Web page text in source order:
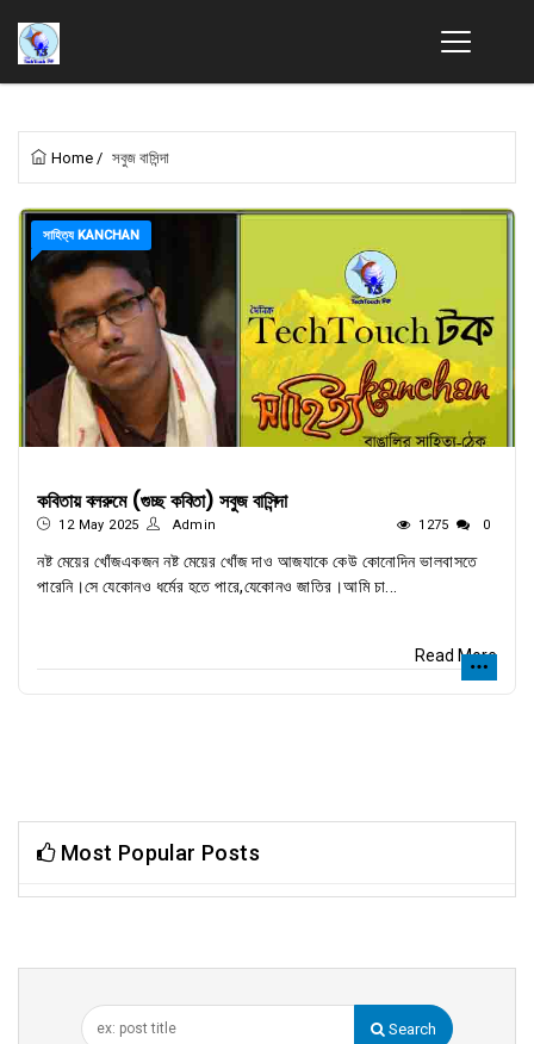
Home / সবুজ বাসিন্দা
সাহিত্য KANCHAN
কবিতায় বলরুমে (গুচ্ছ কবিতা) সবুজ বাসিন্দা
12 May 2025 Admin 1275 0
নষ্ট মেয়ের খোঁজএকজন নষ্ট মেয়ের খোঁজ দাও আজযাকে কেউ কোনোদিন ভালবাসতে
পারেনি।সে যেকোনও ধর্মের হতে পারে,যেকোনও জাতির।আমি চা...
Read More
Most Popular Posts
Search